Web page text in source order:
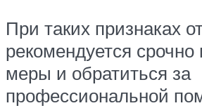
При таких признаках
рекомендуется срочно
меры и обратиться за
профессиональной